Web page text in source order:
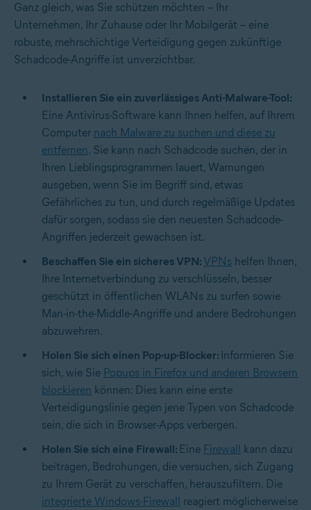
Ganz gleich, was Sie schützen möchten – Ihr
Unternehmen, Ihr Zuhause oder Ihr Mobilgerät – eine
robuste, mehrschichtige Verteidigung gegen zukünftige
Schadcode-Angriffe ist unverzichtbar.
Installieren Sie ein zuverlässiges Anti-Malware-Tool:
Eine Antivirus-Software kann Ihnen helfen, auf Ihrem
Computer nach Malware zu suchen und diese zu
entfernen. Sie kann nach Schadcode suchen, der in
Ihren Lieblingsprogrammen lauert, Warnungen
ausgeben, wenn Sie im Begriff sind, etwas
Gefährliches zu tun, und durch regelmäßige Updates
dafür sorgen, sodass sie den neuesten Schadcode-
Angriffen jederzeit gewachsen ist.
Beschaffen Sie ein sicheres VPN: VPNs helfen Ihnen,
Ihre Internetverbindung zu verschlüsseln, besser
geschützt in öffentlichen WLANs zu surfen sowie
Man-in-the-Middle-Angriffe und andere Bedrohungen
abzuwehren.
Holen Sie sich einen Pop-up-Blocker: Informieren Sie
sich, wie Sie Popups in Firefox und anderen Browsern
blockieren können: Dies kann eine erste
Verteidigungslinie gegen jene Typen von Schadcode
sein, die sich in Browser-Apps verbergen.
Holen Sie sich eine Firewall: Eine Firewall
kann dazu
beitragen, Bedrohungen, die versuchen, sich Zugang
zu Ihrem Gerät zu verschaffen, herauszufiltern. Die
integrierte Windows-Firewall
reagiert möglicherweise